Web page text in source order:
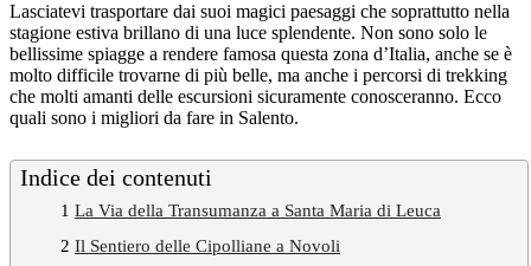
Lasciatevi trasportare dai suoi magici paesaggi che soprattutto nella
stagione estiva brillano di una luce splendente. Non sono solo le
bellissime spiagge a rendere famosa questa zona d’Italia, anche se è
molto difficile trovarne di più belle, ma anche i percorsi di trekking
che molti amanti delle escursioni sicuramente conosceranno. Ecco
quali sono i migliori da fare in Salento.
Indice dei contenuti
1 La Via della Transumanza a Santa Maria di Leuca
2 Il Sentiero delle Cipolliane a Novoli